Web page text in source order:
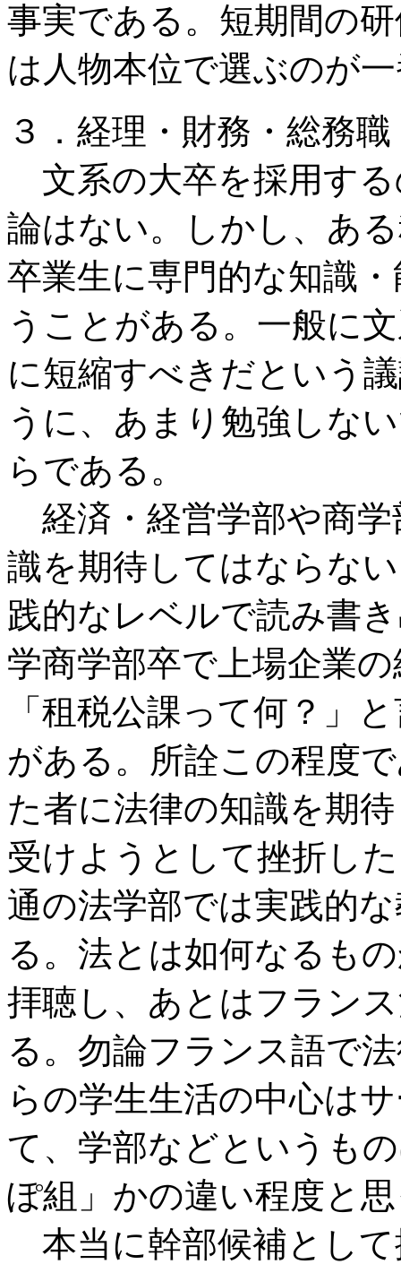
事実である。短期間の
は人物本位で選ぶのが
３．経理・財務・総務職
文系の大卒を採用す
論はない。しかし、あ
卒業生に専門的な知識
うことがある。一般に
に短縮すべきだという
うに、あまり勉強しな
らである。
経済・経営学部や商学
識を期待してはならな
践的なレベルで読み書
学商学部卒で上場企業
「租税公課って何？」
がある。所詮この程度
た者に法律の知識を期
受けようとして挫折し
通の法学部では実践的
る。法とは如何なるも
拝聴し、あとはフラン
る。勿論フランス語で
らの学生生活の中心は
て、学部などというも
ぽ組」かの違い程度と
本当に幹部候補とし